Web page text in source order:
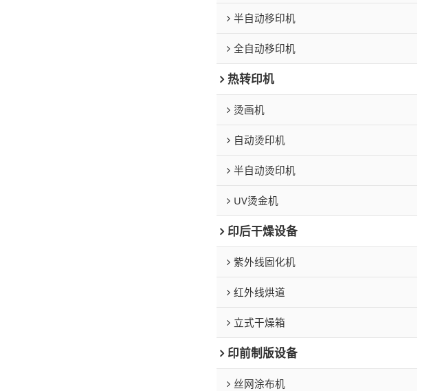
半自动移印机
全自动移印机
热转印机
烫画机
自动烫印机
半自动烫印机
UV烫金机
印后干燥设备
紫外线固化机
红外线烘道
立式干燥箱
印前制版设备
丝网涂布机